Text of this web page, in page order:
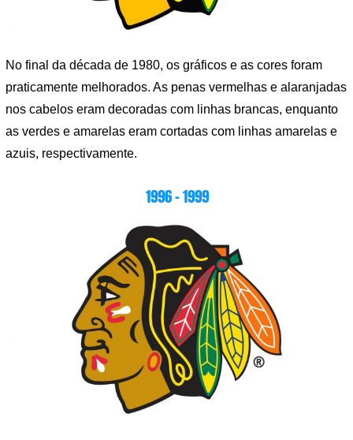
No final da década de 1980, os gráficos e as cores foram
praticamente melhorados. As penas vermelhas e alaranjadas
nos cabelos eram decoradas com linhas brancas, enquanto
as verdes e amarelas eram cortadas com linhas amarelas e
azuis, respectivamente.
1996 – 1999